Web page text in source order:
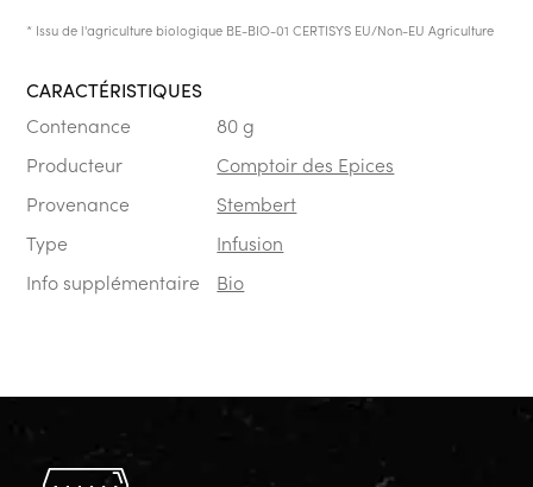
* Issu de l'agriculture biologique BE-BIO-01 CERTISYS EU/Non-EU Agriculture
CARACTÉRISTIQUES
Contenance
80 g
Producteur
Comptoir des Epices
Provenance
Stembert
Type
Infusion
Info supplémentaire
Bio